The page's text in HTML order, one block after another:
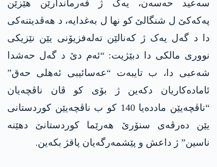
سەعید حەسەن، یەک ژ فەرماندارێن هێزێن
پەکەکێ ل شنگالێ کو نها ل بەغدایە، د هەڤدیتنەکی
دا د گەل یەک ژ کەنالێن تەلەفزیۆنی یێن نێزیکی
نووری مالکی دا دبێژیت: “ئەم دێ د گەل حەشدا
شەعبی دا، ب تایبەت “عەسائیبی ئەهلی حەق”
ئامادەکاریان دکەین ژ بۆی کو ڤان ناڤچەیان
“ناڤچەیێن ماددەیا 140 کو ب ناڤچەیێن کوردستانی
یێن دەرڤەی سنۆرێ هەرێما کوردستانێ دهێنە
ناسین” ژ داعش و پێشمەرگەیان پاقژ بکەین.